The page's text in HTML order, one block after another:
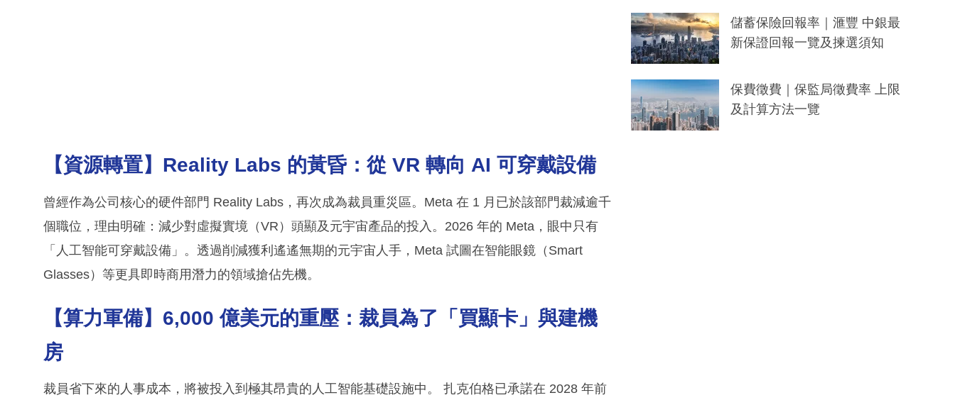
【資源轉置】Reality Labs 的黃昏：從 VR 轉向 AI 可穿戴設備
曾經作為公司核心的硬件部門 Reality Labs，再次成為裁員重災區。Meta 在 1 月已於該部門裁減逾千
個職位，理由明確：減少對虛擬實境（VR）頭顯及元宇宙產品的投入。2026 年的 Meta，眼中只有
「人工智能可穿戴設備」。透過削減獲利遙遙無期的元宇宙人手，Meta 試圖在智能眼鏡（Smart
Glasses）等更具即時商用潛力的領域搶佔先機。
【算力軍備】6,000 億美元的重壓：裁員為了「買顯卡」與建機
房
裁員省下來的人事成本，將被投入到極其昂貴的人工智能基礎設施中。 扎克伯格已承諾在 2028 年前
儲蓄保險回報率｜滙豐 中銀最
新保證回報一覽及揀選須知
保費徵費｜保監局徵費率 上限
及計算方法一覽